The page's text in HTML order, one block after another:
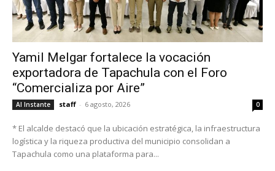
Yamil Melgar fortalece la vocación
exportadora de Tapachula con el Foro
“Comercializa por Aire”
Al Instante staff - 6 agosto, 2026 0
* El alcalde destacó que la ubicación estratégica, la infraestructura
logística y la riqueza productiva del municipio consolidan a
Tapachula como una plataforma para...